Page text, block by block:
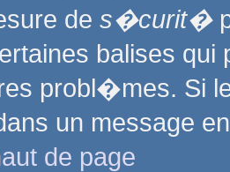
de s�curit�
balises
probl�mes. Si
un message
de page